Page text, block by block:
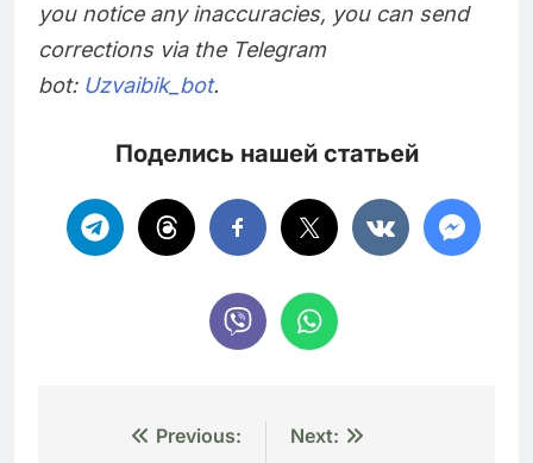
you notice any inaccuracies, you can send
corrections via the Telegram
bot: Uzvaibik_bot.
Поделись нашей статьей
Навигация
Previous:
Next: